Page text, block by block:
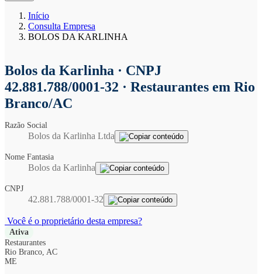
Início
Consulta Empresa
BOLOS DA KARLINHA
Bolos da Karlinha · CNPJ
42.881.788/0001-32 · Restaurantes em Rio
Branco/AC
Razão Social
Bolos da Karlinha Ltda
Nome Fantasia
Bolos da Karlinha
CNPJ
42.881.788/0001-32
Você é o proprietário desta empresa?
Ativa
Restaurantes
Rio Branco, AC
ME